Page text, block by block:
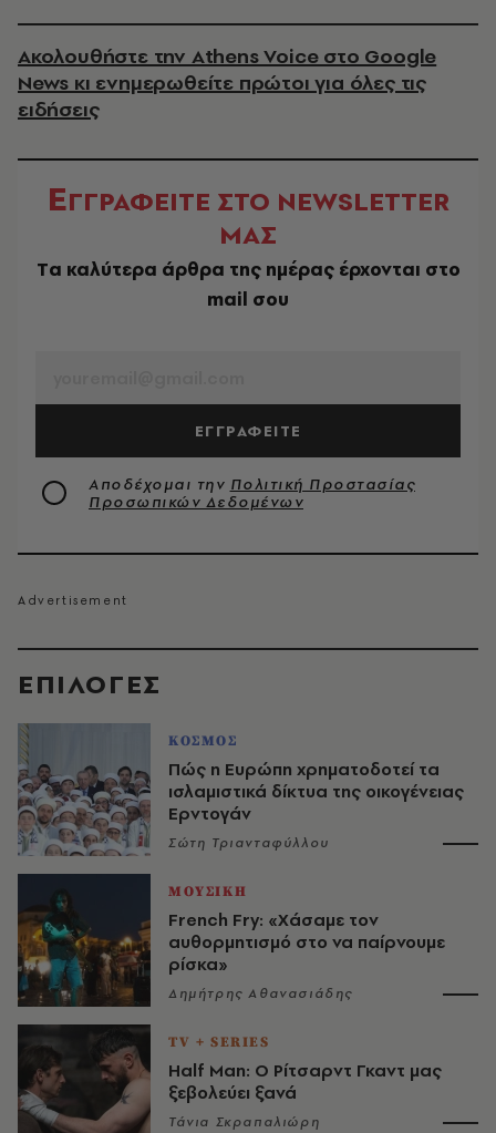
EΠΙΛΟΓΈΣ
ΚΟΣΜΟΣ
Πώς η Ευρώπη χρηματοδοτεί τα
ισλαμιστικά δίκτυα της οικογένειας
Ερντογάν
Σώτη Τριανταφύλλου
ΜΟΥΣΙΚΗ
French Fry: «Χάσαμε τον
αυθορμητισμό στο να παίρνουμε
ρίσκα»
Δημήτρης Αθανασιάδης
TV + SERIES
Half Man: Ο Ρίτσαρντ Γκαντ μας
ξεβολεύει ξανά
Τάνια Σκραπαλιώρη
Ακολουθήστε την Athens Voice στο Google
News κι ενημερωθείτε πρώτοι για όλες τις
ειδήσεις
ΕΓΓΡΑΦΕΙΤΕ ΣΤΟ NEWSLETTER
ΜΑΣ
Tα καλύτερα άρθρα της ημέρας έρχονται στο
mail σου
ΕΓΓΡΑΦΕΙΤΕ
Αποδέχομαι την Πολιτική Προστασίας
Προσωπικών Δεδομένων